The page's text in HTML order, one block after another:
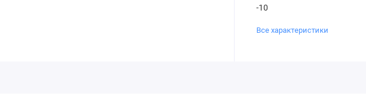
-10
Все характеристики